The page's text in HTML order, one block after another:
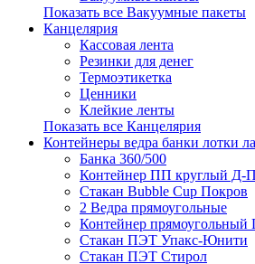
Показать все Вакуумные пакеты
Канцелярия
Кассовая лента
Резинки для денег
Термоэтикетка
Ценники
Клейкие ленты
Показать все Канцелярия
Контейнеры ведра банки лотки
Банка 360/500
Контейнер ПП круглый Д-
Стакан Bubble Cup Покров
2 Ведра прямоугольные
Контейнер
Стакан ПЭТ Упакс-Юнити
Стакан ПЭТ Стирол